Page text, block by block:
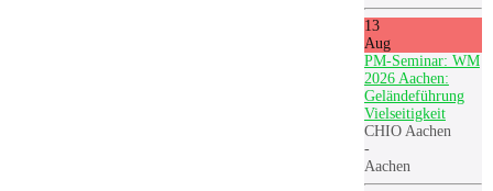
13
Aug
PM-Seminar: WM
2026 Aachen:
Geländeführung
Vielseitigkeit
CHIO Aachen
-
Aachen